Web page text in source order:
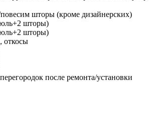
шторы (кроме дизайнерских)
шторы)
шторы)
откосы
после ремонта/установки